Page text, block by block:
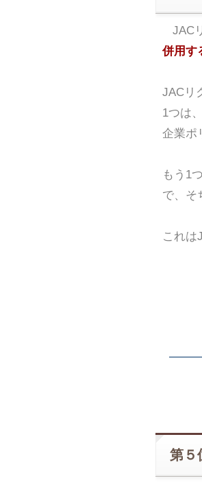
JAC
併用す
JACリ
1つは、
企業ポ
もう1
で、そ
これは
第５